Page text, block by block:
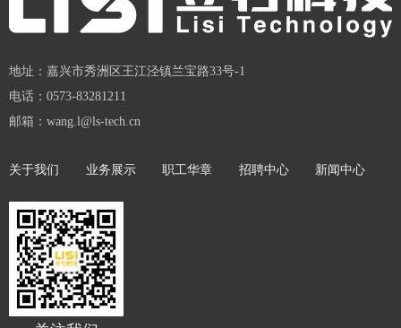
地址： 嘉兴市秀洲区王江泾镇兰宝路33号-1
电话： 0573-83281211
邮箱： wang.l@ls-tech.cn
关于我们 业务展示 职工华章 招聘中心 新闻中心